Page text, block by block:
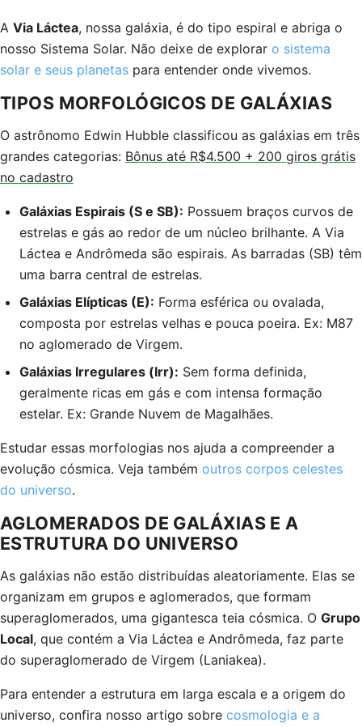
A Via Láctea, nossa galáxia, é do tipo espiral e abriga o
nosso Sistema Solar. Não deixe de explorar o sistema
solar e seus planetas para entender onde vivemos.
TIPOS MORFOLÓGICOS DE GALÁXIAS
O astrônomo Edwin Hubble classificou as galáxias em três
grandes categorias: Bônus até R$4.500 + 200 giros grátis
no cadastro
Galáxias Espirais (S e SB): Possuem braços curvos de
estrelas e gás ao redor de um núcleo brilhante. A Via
Láctea e Andrômeda são espirais. As barradas (SB) têm
uma barra central de estrelas.
Galáxias Elípticas (E): Forma esférica ou ovalada,
composta por estrelas velhas e pouca poeira. Ex: M87
no aglomerado de Virgem.
Galáxias Irregulares (Irr): Sem forma definida,
geralmente ricas em gás e com intensa formação
estelar. Ex: Grande Nuvem de Magalhães.
Estudar essas morfologias nos ajuda a compreender a
evolução cósmica. Veja também outros corpos celestes
do universo.
AGLOMERADOS DE GALÁXIAS E A
ESTRUTURA DO UNIVERSO
As galáxias não estão distribuídas aleatoriamente. Elas se
organizam em grupos e aglomerados, que formam
superaglomerados, uma gigantesca teia cósmica. O Grupo
Local, que contém a Via Láctea e Andrômeda, faz parte
do superaglomerado de Virgem (Laniakea).
Para entender a estrutura em larga escala e a origem do
universo, confira nosso artigo sobre cosmologia e a